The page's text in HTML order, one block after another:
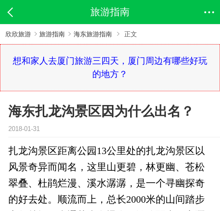
旅游指南
欣欣旅游 旅游指南 海东旅游指南 正文
想和家人去厦门旅游三四天，厦门周边有哪些好玩
的地方？
海东扎龙沟景区因为什么出名？
2018-01-31
扎龙沟景区距离公园13公里处的扎龙沟景区以
风景奇异而闻名，这里山更碧，林更幽、苍松
翠叠、杜鹃烂漫、溪水潺潺，是一个寻幽探奇
的好去处。顺流而上，总长2000米的山间踏步